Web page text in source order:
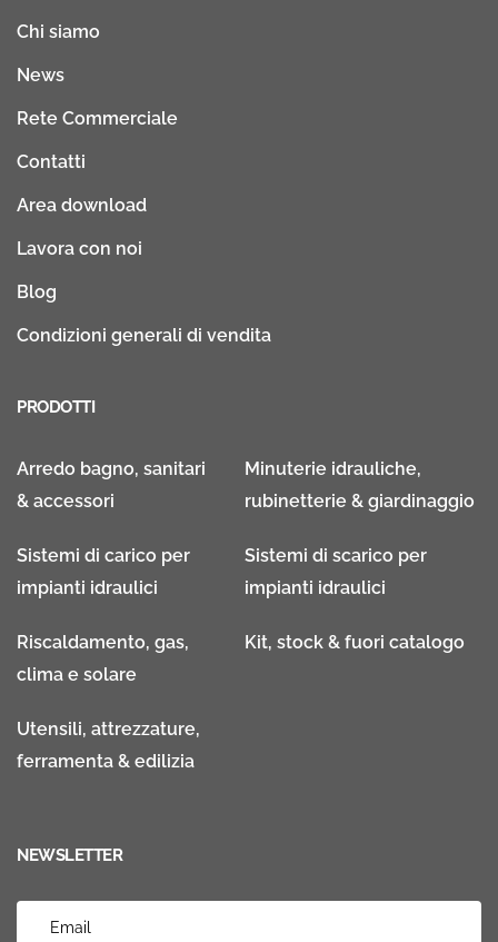
Chi siamo
News
Rete Commerciale
Contatti
Area download
Lavora con noi
Blog
Condizioni generali di vendita
PRODOTTI
Arredo bagno, sanitari
& accessori
Minuterie idrauliche,
rubinetterie & giardinaggio
Sistemi di carico per
impianti idraulici
Sistemi di scarico per
impianti idraulici
Riscaldamento, gas,
clima e solare
Kit, stock & fuori catalogo
Utensili, attrezzature,
ferramenta & edilizia
NEWSLETTER